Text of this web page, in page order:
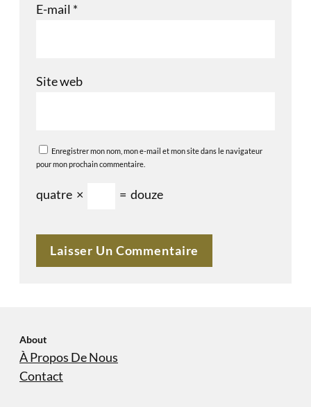
E-mail *
Site web
Enregistrer mon nom, mon e-mail et mon site dans le navigateur
pour mon prochain commentaire.
quatre × = douze
About
À Propos De Nous
Contact